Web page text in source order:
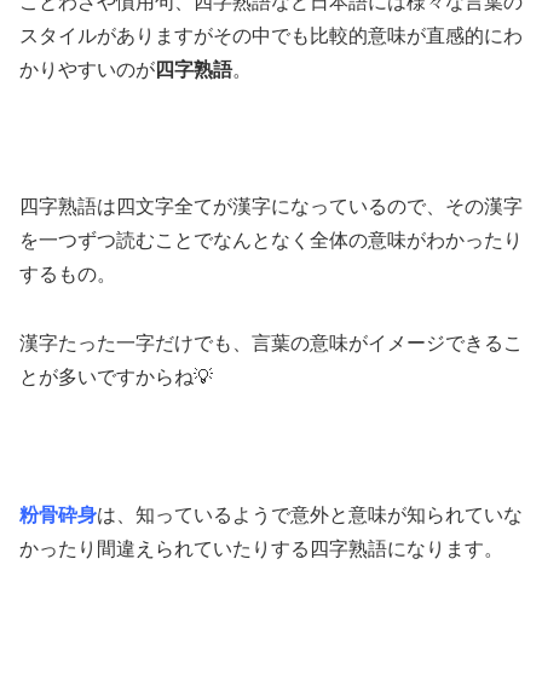
スタイルがありますがその中でも比較的意味が直感的にわ
かりやすいのが四字熟語。
四字熟語は四文字全てが漢字になっているので、その漢字
を一つずつ読むことでなんとなく全体の意味がわかったり
するもの。
漢字たった一字だけでも、言葉の意味がイメージできるこ
とが多いですからね💡
粉骨砕身は、知っているようで意外と意味が知られていな
かったり間違えられていたりする四字熟語になります。